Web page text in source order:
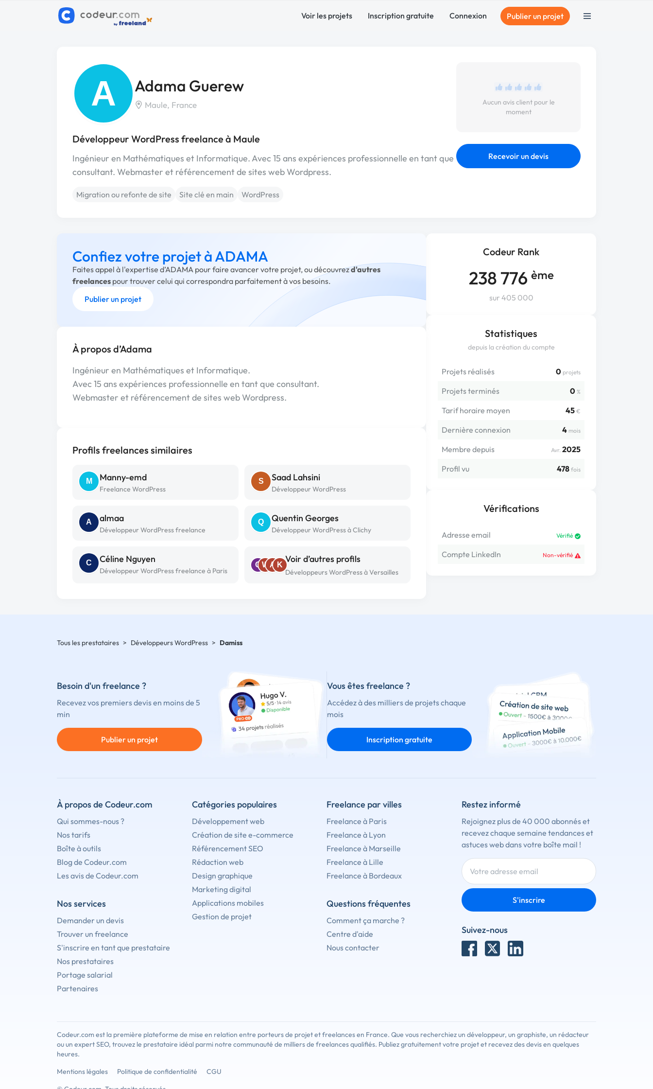
Voir les projets Inscription gratuite Connexion Publier un projet
A Adama Guerew
Maule, France
Développeur WordPress freelance à Maule
Ingénieur en Mathématiques et Informatique. Avec 15 ans expériences professionnelle en tant que
consultant. Webmaster et référencement de sites web Wordpress.
Migration ou refonte de site Site clé en main WordPress
Aucun avis client pour le
moment
Recevoir un devis
Codeur Rank
238 776 ème
sur 405 000
Statistiques
depuis la création du compte
Projets réalisés 0 projets
Projets terminés 0 %
Tarif horaire moyen 45 €
Dernière connexion 4 mois
Membre depuis Avr. 2025
Profil vu
478 fois
Vérifications
Adresse email Vérifié
Compte LinkedIn Non-vérifié
Confiez votre projet à ADAMA
Faites appel à l'expertise d’ADAMA pour faire avancer votre projet, ou découvrezd'autres
freelances pour trouver celui qui correspondra parfaitement à vos besoins.
Publier un projet
À propos d’Adama
Ingénieur en Mathématiques et Informatique.
Avec 15 ans expériences professionnelle en tant que consultant.
Webmaster et référencement de sites web Wordpress.
Profils freelances similaires
M Manny-emd
Freelance WordPress
S Saad Lahsini
Développeur WordPress
A almaa
Développeur WordPress freelance
Q Quentin Georges
Développeur WordPress à Clichy
C Céline Nguyen
Développeur WordPress freelance à Paris
O W A K
Voir d’autres profils
Développeurs WordPress à Versailles
Tous les prestataires > Développeurs WordPress > Damiss
Besoin d'un freelance ?
Recevez vos premiers devis en moins de 5
min
Publier un projet
Vous êtes freelance ?
Accédez à des milliers de projets chaque
mois
Inscription gratuite
À propos de Codeur.com
Qui sommes-nous ?
Nos tarifs
Boîte à outils
Blog de Codeur.com
Les avis de Codeur.com
Nos services
Demander un devis
Trouver un freelance
S'inscrire en tant que prestataire
Nos prestataires
Portage salarial
Partenaires
Catégories populaires
Développement web
Création de site e-commerce
Référencement SEO
Rédaction web
Design graphique
Marketing digital
Applications mobiles
Gestion de projet
Freelance par villes
Freelance à Paris
Freelance à Lyon
Freelance à Marseille
Freelance à Lille
Freelance à Bordeaux
Questions fréquentes
Comment ça marche ?
Centre d'aide
Nous contacter
Restez informé
Rejoignez plus de 40 000 abonnés et
recevez chaque semaine tendances et
astuces web dans votre boîte mail !
S'inscrire
Suivez-nous
Codeur.com est la première plateforme de mise en relation entre porteurs de projet et freelances en France. Que vous recherchiez un développeur, un graphiste, un rédacteur
ou un expert SEO, trouvez le prestataire idéal parmi notre communauté de milliers de freelances qualifiés. Publiez gratuitement votre projet et recevez des devis en quelques
heures.
Mentions légales
Politique de confidentialité
CGU